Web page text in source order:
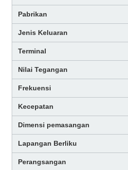
Pabrikan
Jenis Keluaran
Terminal
Nilai Tegangan
Frekuensi
Kecepatan
Dimensi pemasangan
Lapangan Berliku
Perangsangan